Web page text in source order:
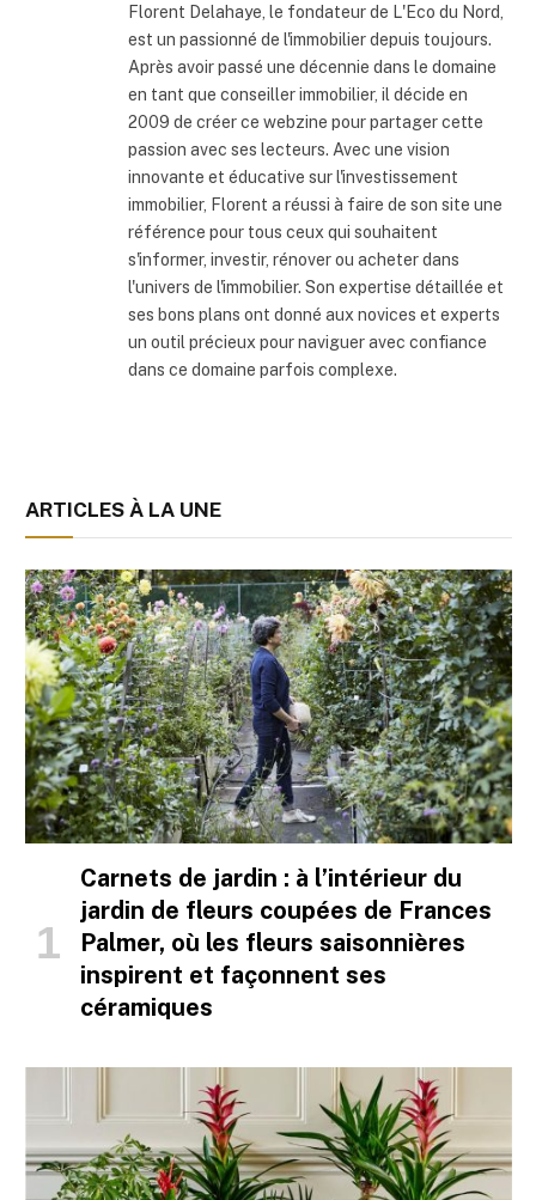
Florent Delahaye, le fondateur de L'Eco du Nord,
est un passionné de l'immobilier depuis toujours.
Après avoir passé une décennie dans le domaine
en tant que conseiller immobilier, il décide en
2009 de créer ce webzine pour partager cette
passion avec ses lecteurs. Avec une vision
innovante et éducative sur l'investissement
immobilier, Florent a réussi à faire de son site une
référence pour tous ceux qui souhaitent
s'informer, investir, rénover ou acheter dans
l'univers de l'immobilier. Son expertise détaillée et
ses bons plans ont donné aux novices et experts
un outil précieux pour naviguer avec confiance
dans ce domaine parfois complexe.
ARTICLES À LA UNE
Carnets de jardin : à l’intérieur du
jardin de fleurs coupées de Frances
Palmer, où les fleurs saisonnières
inspirent et façonnent ses
céramiques